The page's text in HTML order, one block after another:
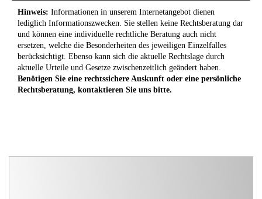
Hinweis: Informationen in unserem Internetangebot dienen
lediglich Informationszwecken. Sie stellen keine Rechtsberatung dar
und können eine individuelle rechtliche Beratung auch nicht
ersetzen, welche die Besonderheiten des jeweiligen Einzelfalles
berücksichtigt. Ebenso kann sich die aktuelle Rechtslage durch
aktuelle Urteile und Gesetze zwischenzeitlich geändert haben.
Benötigen Sie eine rechtssichere Auskunft oder eine persönliche
Rechtsberatung, kontaktieren Sie uns bitte.